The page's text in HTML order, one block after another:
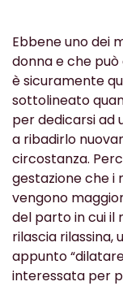
Ebbene uno dei
donna e che
è sicuramente
sottolineato
per dedicarsi ad
a ribadirlo
circostanza.
gestazione che i
vengono
del parto in cui
rilascia
appunto
interessata per